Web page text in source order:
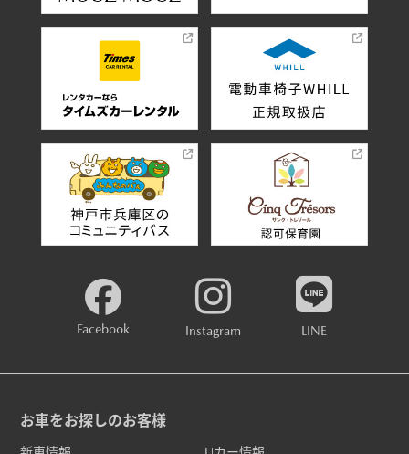
Facebook Instagram LINE
お車をお探しのお客様